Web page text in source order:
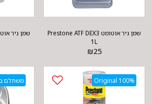
שמן גיר אוטומט Prestone ATF DEX3
1L
₪25
100% Original משתלם